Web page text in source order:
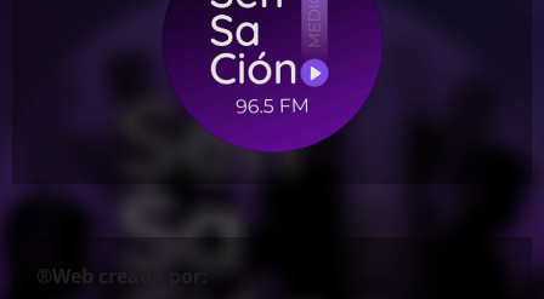
®Web creada por: